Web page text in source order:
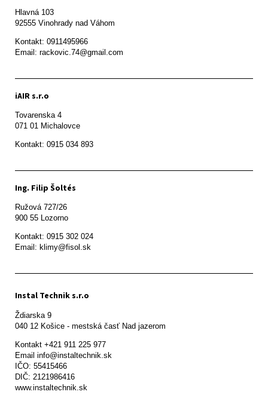
Hlavná 103
92555 Vinohrady nad Váhom
Kontakt: 0911495966
Email: rackovic.74@gmail.com
iAIR s.r.o
Tovarenska 4
071 01 Michalovce
Ing. Filip Šoltés
Ružová 727/26
900 55 Lozorno
Kontakt: 0915 302 024
Email: klimy@fisol.sk
Instal Technik s.r.o
Ždiarska 9
Kontakt +421 911 225 977
Email info@instaltechnik.sk
IČO: 55415466
DIČ: 2121986416
www.instaltechnik.sk